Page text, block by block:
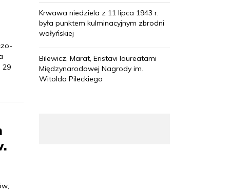
29
Krwawa niedziela z 11 lipca 1943 r.
była punktem kulminacyjnym zbrodni
wołyńskiej
Bilewicz, Marat, Eristavi laureatami
Międzynarodowej Nagrody im.
Witolda Pileckiego